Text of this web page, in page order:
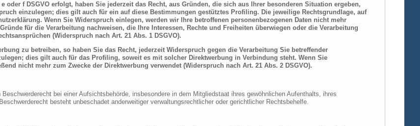
oder f DSGVO erfolgt, haben Sie jederzeit das Recht, aus Gründen, die sich aus Ihrer besonderen Situation ergeben,
einzulegen; dies gilt auch für ein auf diese Bestimmungen gestütztes Profiling. Die jeweilige Rechtsgrundlage, auf
Wenn Sie Widerspruch einlegen, werden wir Ihre betroffenen personenbezogenen Daten nicht mehr
für die Verarbeitung nachweisen, die Ihre Interessen, Rechte und Freiheiten überwiegen oder die Verarbeitung
(Widerspruch nach Art. 21 Abs. 1 DSGVO).
zu betreiben, so haben Sie das Recht, jederzeit Widerspruch gegen die Verarbeitung Sie betreffender
dies gilt auch für das Profiling, soweit es mit solcher Direktwerbung in Verbindung steht. Wenn Sie
nicht mehr zum Zwecke der Direktwerbung verwendet (Widerspruch nach Art. 21 Abs. 2 DSGVO).
bei einer Aufsichtsbehörde, insbesondere in dem Mitgliedstaat ihres gewöhnlichen Aufenthalts, ihres
besteht unbeschadet anderweitiger verwaltungsrechtlicher oder gerichtlicher Rechtsbehelfe.